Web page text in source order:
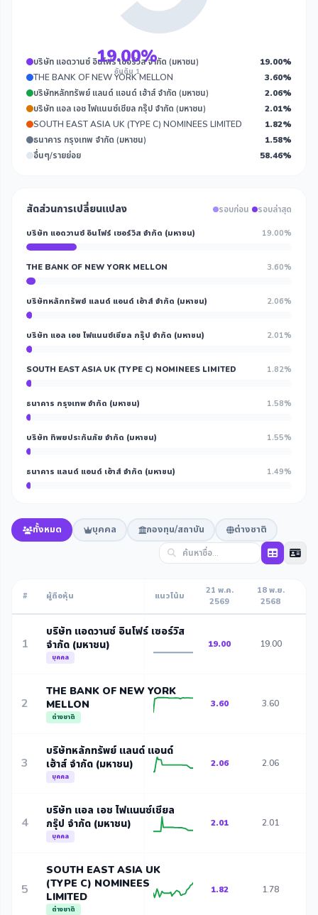
19.00%
อันดับ 1
บริษัท แอดวานซ์ อินโฟร์ เซอร์วิส จำกัด (มหาชน)
19.00%
THE BANK OF NEW YORK MELLON
3.60%
บริษัทหลักทรัพย์ แลนด์ แอนด์ เฮ้าส์ จำกัด (มหาชน)
2.06%
บริษัท แอล เอช ไฟแนนซ์เชียล กรุ๊ป จำกัด (มหาชน)
2.01%
SOUTH EAST ASIA UK (TYPE C) NOMINEES LIMITED
1.82%
ธนาคาร กรุงเทพ จำกัด (มหาชน)
1.58%
อื่นๆ/รายย่อย
58.46%
สัดส่วนการเปลี่ยนแปลง รอบก่อน รอบล่าสุด
บริษัท แอดวานซ์ อินโฟร์ เซอร์วิส จำกัด (มหาชน) 19.00%
THE BANK OF NEW YORK MELLON 3.60%
บริษัทหลักทรัพย์ แลนด์ แอนด์ เฮ้าส์ จำกัด (มหาชน) 2.06%
บริษัท แอล เอช ไฟแนนซ์เชียล กรุ๊ป จำกัด (มหาชน) 2.01%
SOUTH EAST ASIA UK (TYPE C) NOMINEES LIMITED 1.82%
ธนาคาร กรุงเทพ จำกัด (มหาชน) 1.58%
บริษัท ทิพยประกันภัย จำกัด (มหาชน) 1.55%
ธนาคาร แลนด์ แอนด์ เฮ้าส์ จำกัด (มหาชน) 1.49%
ทั้งหมด บุคคล กองทุน/สถาบัน ต่างชาติ
# ผู้ถือหุ้น แนวโน้ม
21 พ.ค.
2569
18 พ.ย.
2568
1
บริษัท แอดวานซ์ อินโฟร์ เซอร์วิส
จำกัด (มหาชน)
บุคคล
19.00 19.00
2
THE BANK OF NEW YORK
MELLON
ต่างชาติ
3.60 3.60
3
บริษัทหลักทรัพย์ แลนด์ แอนด์
เฮ้าส์ จำกัด (มหาชน)
บุคคล
2.06 2.06
4
บริษัท แอล เอช ไฟแนนซ์เชียล
กรุ๊ป จำกัด (มหาชน)
บุคคล
2.01 2.01
5
SOUTH EAST ASIA UK
(TYPE C) NOMINEES
LIMITED
ต่างชาติ
1.82 1.78